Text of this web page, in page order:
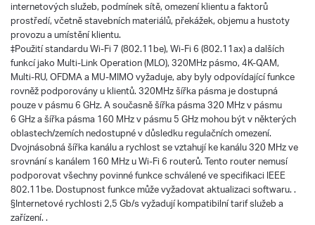
internetových služeb, podmínek sítě, omezení klientu a faktorů
prostředí, včetně stavebních materiálů, překážek, objemu a hustoty
provozu a umístění klientu.
‡Použití standardu Wi-Fi 7 (802.11be), Wi-Fi 6 (802.11ax) a dalších
funkcí jako Multi-Link Operation (MLO), 320MHz pásmo, 4K-QAM,
Multi-RU, OFDMA a MU-MIMO vyžaduje, aby byly odpovídající funkce
rovněž podporovány u klientů. 320MHz šířka pásma je dostupná
pouze v pásmu 6 GHz. A současně šířka pásma 320 MHz v pásmu
6 GHz a šířka pásma 160 MHz v pásmu 5 GHz mohou být v některých
oblastech/zemích nedostupné v důsledku regulačních omezení.
Dvojnásobná šířka kanálu a rychlost se vztahují ke kanálu 320 MHz ve
srovnání s kanálem 160 MHz u Wi-Fi 6 routerů. Tento router nemusí
podporovat všechny povinné funkce schválené ve specifikaci IEEE
802.11be. Dostupnost funkce může vyžadovat aktualizaci softwaru. .
§Internetové rychlosti 2,5 Gb/s vyžadují kompatibilní tarif služeb a
zařízení. .